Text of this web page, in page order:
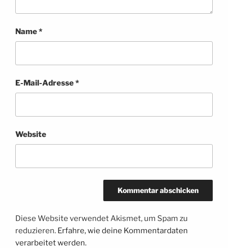
Name*
E-Mail-Adresse*
Website
Diese Website verwendet Akismet, um Spam zu
reduzieren. Erfahre, wie deine Kommentardaten
verarbeitet werden.